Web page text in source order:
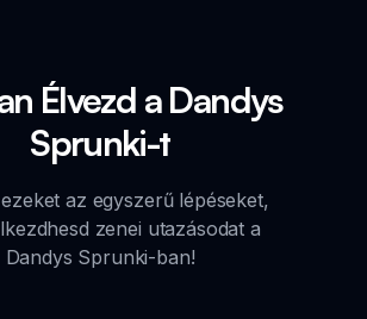
Élvezd a Dandys
Sprunki-t
az egyszerű lépéseket,
zenei utazásodat a
Dandys Sprunki-ban!